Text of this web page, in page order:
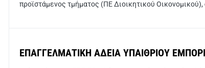
προϊστάμενος τμήματος (ΠΕ Διοικητικού Οικονομικού),
ΕΠΑΓΓΕΛΜΑΤΙΚΗ ΑΔΕΙΑ ΥΠΑΙΘΡΙΟΥ